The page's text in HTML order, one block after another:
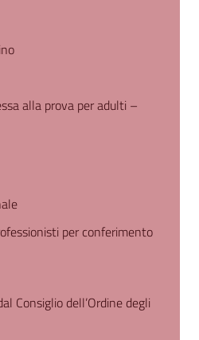
alla prova per adulti –
per conferimento
Consiglio dell’Ordine degli